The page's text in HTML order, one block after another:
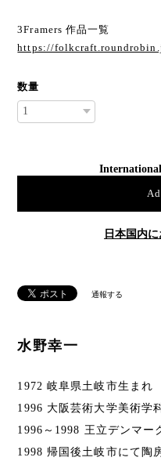
3Framers 作品一覧
https://
数量
日本国内
通報する
水野幸一
1972 岐阜県土岐市生まれ
1996 大阪芸術大学美術学
1996～1998 王立デンマー
1998 帰国後土岐市にて陶